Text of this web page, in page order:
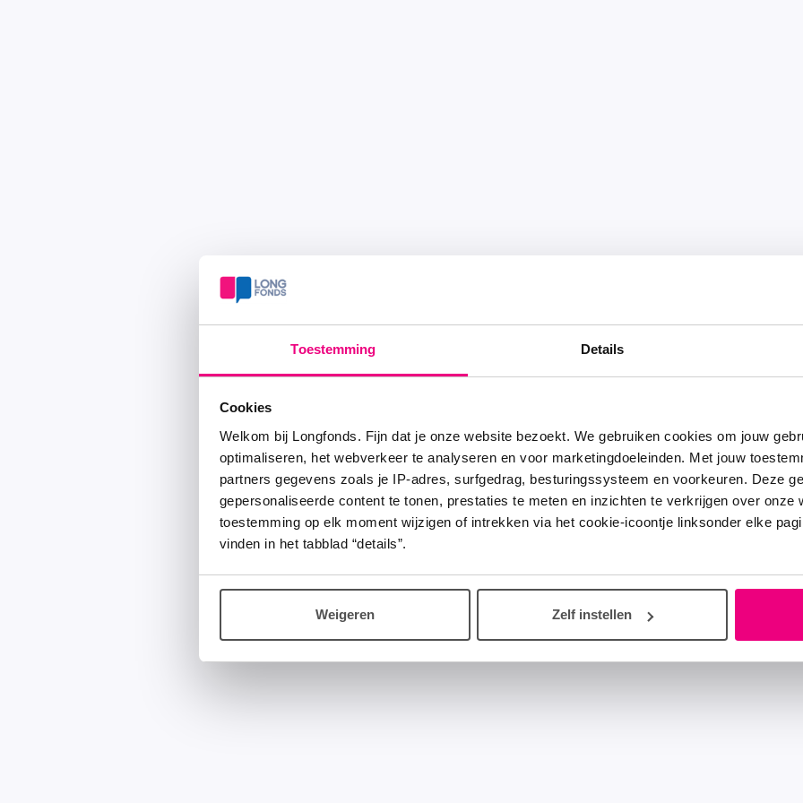
Toestemming Details
Cookies
Welkom bij Longfonds. Fijn dat je onze website bezoekt. We gebruiken cookies om jouw
optimaliseren, het webverkeer te analyseren en voor marketingdoeleinden. Met jouw
partners gegevens zoals je IP-adres, surfgedrag, besturingssysteem en voorkeuren. Deze
gepersonaliseerde content te tonen, prestaties te meten en inzichten te verkrijgen over onze
toestemming op elk moment wijzigen of intrekken via het cookie-icoontje linksonder elke
vinden in het tabblad “details”.
Weigeren Zelf instellen